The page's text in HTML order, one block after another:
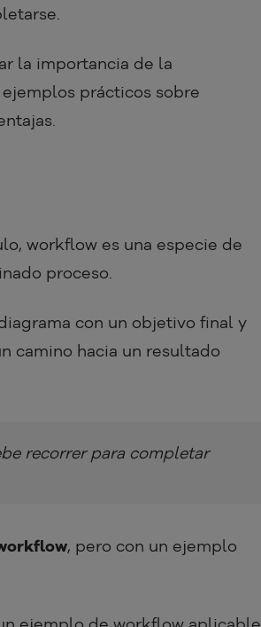
la importancia de la
prácticos sobre
workflow es una especie de
proceso.
con un objetivo final y
camino hacia un resultado
recorrer para completar
, pero con un ejemplo